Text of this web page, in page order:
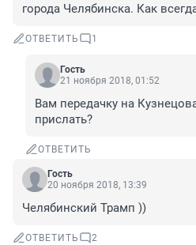
города Челябинска. Как
ОТВЕТИТЬ 1
Гость
21 ноября 2018, 01:52
Вам передачку на
прислать?
ОТВЕТИТЬ
Гость
20 ноября 2018, 13:39
Челябинский Трамп ))
ОТВЕТИТЬ 2